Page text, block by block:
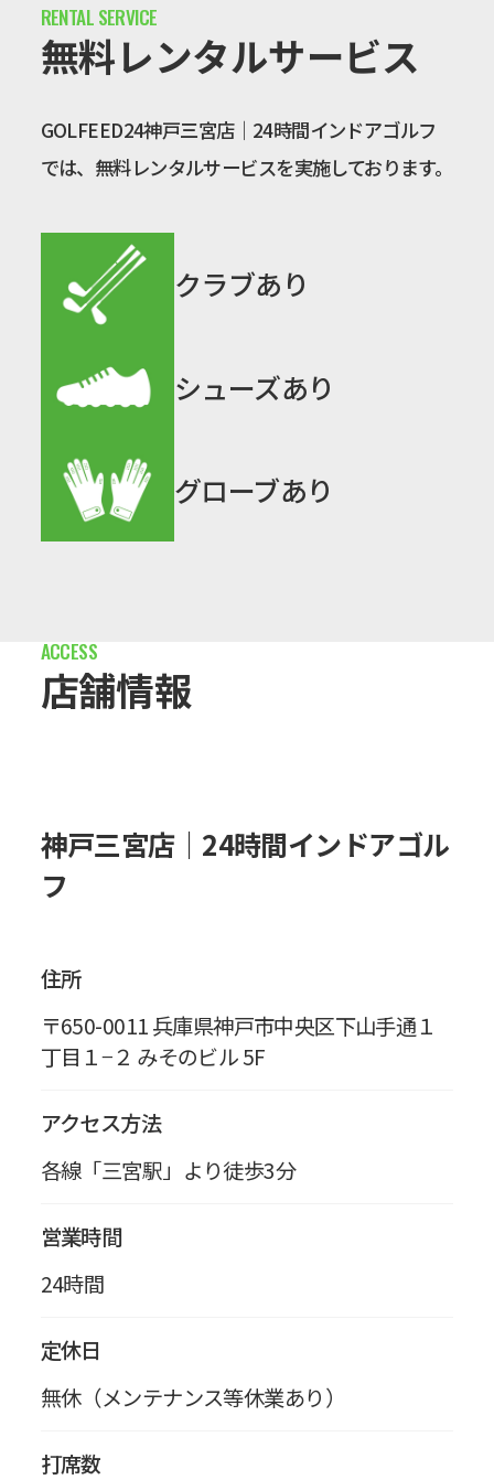
無料レンタルサービス
GOLFEED24神戸三宮店｜24時間インドアゴルフ
では、無料レンタルサービスを実施しております。
クラブあり
シューズあり
グローブあり
店舗情報
神戸三宮店｜24時間インドアゴル
フ
住所
〒650-0011 兵庫県神戸市中央区下山手通１
丁目１−２ みそのビル 5F
アクセス方法
各線「三宮駅」より徒歩3分
営業時間
24時間
定休日
無休（メンテナンス等休業あり）
打席数